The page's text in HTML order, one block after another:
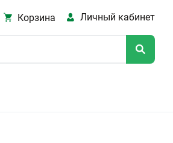
Корзина Личный кабинет